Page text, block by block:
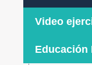
Video
Educación